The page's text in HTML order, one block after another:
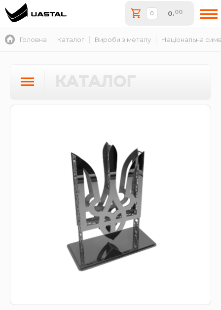
0.00
Головна Каталог Вироби з металу Національна
КАТАЛОГ